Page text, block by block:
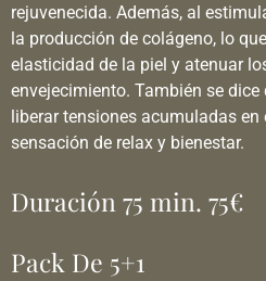
rejuvenecida. Además, al
la producción de colágeno, lo
elasticidad de la piel y atenuar
envejecimiento. También se dice
liberar tensiones acumuladas
sensación de relax y bienestar.
Duración 75 min. 75€
Pack De 5+1